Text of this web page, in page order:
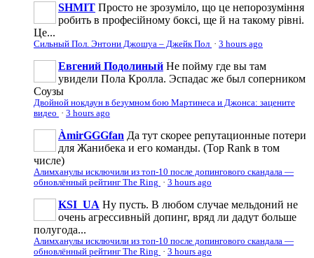
SHMIT Просто не зрозуміло, що це непорозуміння
робить в професійному боксі, ще й на такому рівні.
Це...
Сильный Пол. Энтони Джошуа – Джейк Пол · 3 hours ago
Евгений Подолиный Не пойму где вы там
увидели Пола Кролла. Эспадас же был соперником
Соузы
Двойной нокдаун в безумном бою Мартинеса и Джонса: зацените
видео · 3 hours ago
ÀmirGGGfan Да тут скорее репутационные потери
для Жанибека и его команды. (Top Rank в том
числе)
Алимханулы исключили из топ-10 после допингового скандала —
обновлённый рейтинг The Ring · 3 hours ago
KSI_UA Ну пусть. В любом случае мельдоний не
очень агрессивньій допинг, вряд ли дадут больше
полугода...
Алимханулы исключили из топ-10 после допингового скандала —
обновлённый рейтинг The Ring · 3 hours ago